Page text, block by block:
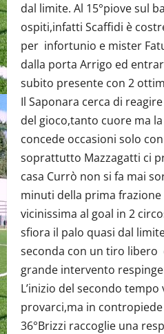
dal limite. Al 15°piove sul
ospiti,infatti Scaffidi è
per infortunio e mister
dalla porta Arrigo ed
subito presente con 2
Il Saponara cerca di
del gioco,tanto cuore ma
concede occasioni solo
soprattutto Mazzagatti ci
casa Currò non si fa mai
minuti della prima frazione
vicinissima al goal in 2
sfiora il palo quasi dal
seconda con un tiro
grande intervento
L’inizio del secondo
provarci,ma in contropiede
36°Brizzi raccoglie una